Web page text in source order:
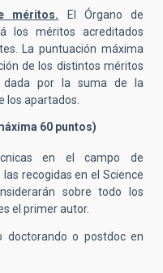
méritos. El Órgano de
los méritos acreditados
La puntuación máxima
de los distintos méritos
dada por la suma de la
los apartados.
60 puntos)
en el campo de
recogidas en el Science
sobre todo los
el primer autor.
doctorando o postdoc en